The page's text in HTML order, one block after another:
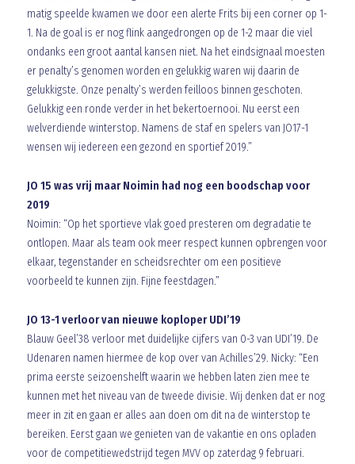
matig speelde kwamen we door een alerte Frits bij een corner op 1-
1. Na de goal is er nog flink aangedrongen op de 1-2 maar die viel
ondanks een groot aantal kansen niet. Na het eindsignaal moesten
er penalty’s genomen worden en gelukkig waren wij daarin de
gelukkigste. Onze penalty’s werden feilloos binnen geschoten.
Gelukkig een ronde verder in het bekertoernooi. Nu eerst een
welverdiende winterstop. Namens de staf en spelers van JO17-1
wensen wij iedereen een gezond en sportief 2019.”
JO 15 was vrij maar Noimin had nog een boodschap voor
2019
Noimin: “Op het sportieve vlak goed presteren om degradatie te
ontlopen. Maar als team ook meer respect kunnen opbrengen voor
elkaar, tegenstander en scheidsrechter om een positieve
voorbeeld te kunnen zijn. Fijne feestdagen.”
JO 13-1 verloor van nieuwe koploper UDI’19
Blauw Geel’38 verloor met duidelijke cijfers van 0-3 van UDI’19. De
Udenaren namen hiermee de kop over van Achilles’29. Nicky: “Een
prima eerste seizoenshelft waarin we hebben laten zien mee te
kunnen met het niveau van de tweede divisie. Wij denken dat er nog
meer in zit en gaan er alles aan doen om dit na de winterstop te
bereiken. Eerst gaan we genieten van de vakantie en ons opladen
voor de competitiewedstrijd tegen MVV op zaterdag 9 februari.